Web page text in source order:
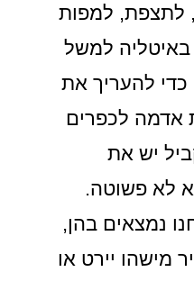
לתצפת, למפות
באיטליה למשל
להעריך את
אדמה לכפרים
יש את
לא פשוטה.
נמצאים בהן,
מישהו יירט או